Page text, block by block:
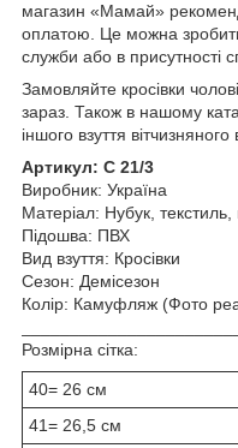
магазин «Мамай»
оплатою. Це можна
служби або в присутності
Замовляйте кросівки
зараз. Також в нашому
іншого взуття
Артикул: С 21/3
Виробник: Україна
Матеріал: Нубук,
Підошва: ПВХ
Вид взуття: Кросівки
Сезон: Демісезон
Колір: Камуфляж (Фото
Розмірна сітка:
40= 26 см
41= 26,5 см